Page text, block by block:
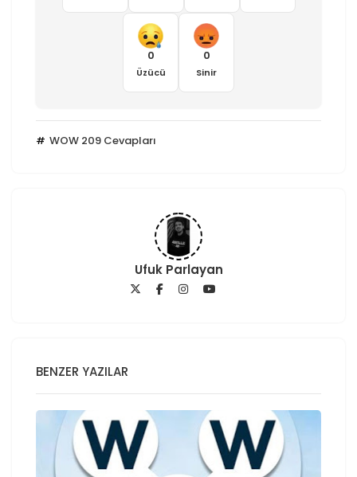
0
Üzücü
0
Sinir
WOW 209 Cevapları
Ufuk Parlayan
BENZER YAZILAR